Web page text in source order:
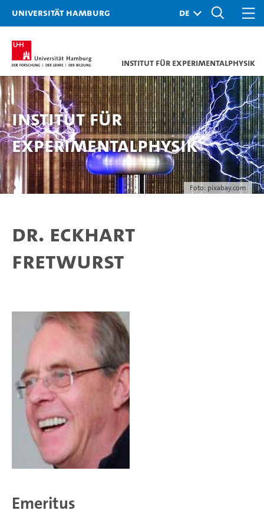
Universität Hamburg
Institut für Experimentalphysik
Foto: pixabay.com
Institut für
Experimentalphysik
Dr. Eckhart
Fretwurst
Emeritus